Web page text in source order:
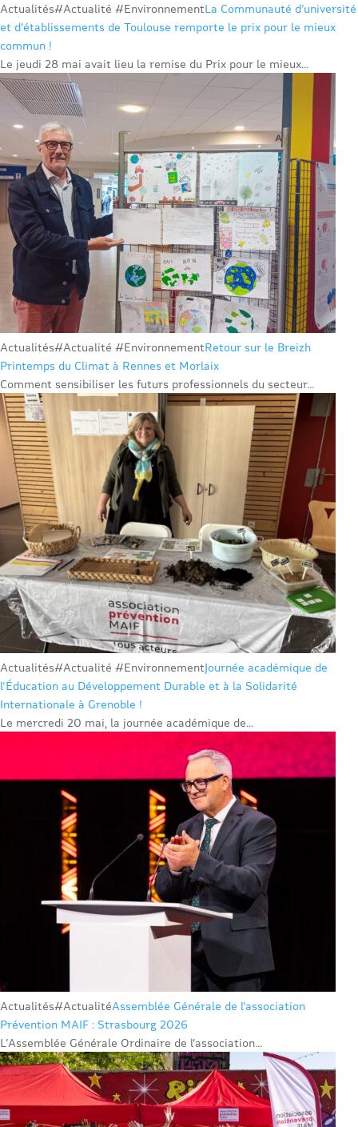
Actualités#Actualité #EnvironnementLa Communauté d’université
et d’établissements de Toulouse remporte le prix pour le mieux
commun !
Le jeudi 28 mai avait lieu la remise du Prix pour le mieux...
Actualités#Actualité #EnvironnementRetour sur le Breizh
Printemps du Climat à Rennes et Morlaix
Comment sensibiliser les futurs professionnels du secteur...
Actualités#Actualité #EnvironnementJournée académique de
l’Éducation au Développement Durable et à la Solidarité
Internationale à Grenoble !
Le mercredi 20 mai, la journée académique de...
Actualités#ActualitéAssemblée Générale de l’association
Prévention MAIF : Strasbourg 2026
L’Assemblée Générale Ordinaire de l’association...